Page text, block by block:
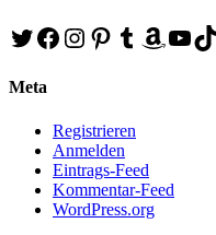
Twitter
Facebook
Instagram
Pinterest
Tumblr
Meta
Registrieren
Anmelden
Eintrags-Feed
Kommentar-Feed
WordPress.org